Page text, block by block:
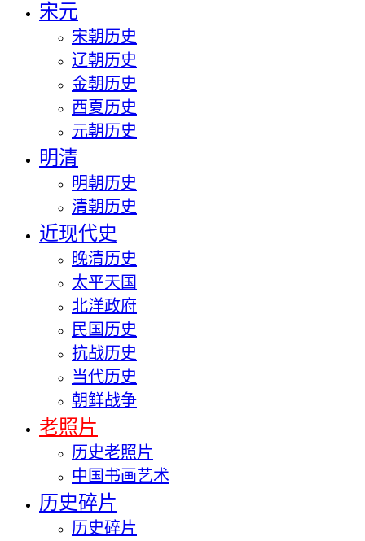
宋元
宋朝历史
辽朝历史
金朝历史
西夏历史
元朝历史
明清
明朝历史
清朝历史
近现代史
晚清历史
太平天国
北洋政府
民国历史
抗战历史
当代历史
朝鲜战争
老照片
历史老照片
中国书画艺术
历史碎片
历史碎片